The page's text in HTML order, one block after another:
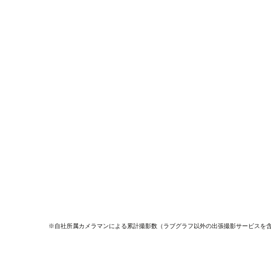
※自社所属カメラマンによる累計撮影数（ラブグラフ以外の出張撮影サービスを